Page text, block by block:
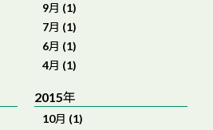
9月 (1)
7月 (1)
6月 (1)
4月 (1)
2015年
10月 (1)